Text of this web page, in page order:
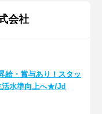
会社
給・賞与あり！スタッ
活水準向上へ★/Jd